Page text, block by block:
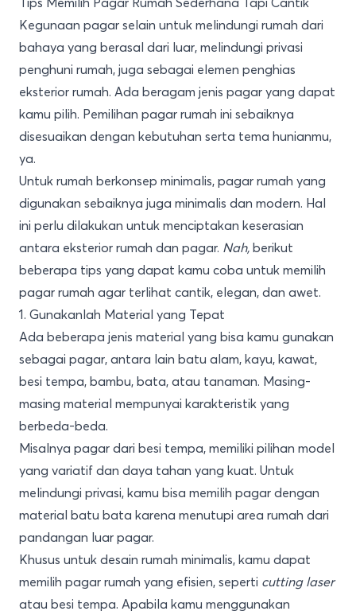
Kegunaan pagar selain untuk melindungi rumah dari
bahaya yang berasal dari luar, melindungi privasi
penghuni rumah, juga sebagai elemen penghias
eksterior rumah. Ada beragam jenis pagar yang dapat
kamu pilih. Pemilihan pagar rumah ini sebaiknya
disesuaikan dengan kebutuhan serta tema hunianmu,
ya.
Untuk rumah berkonsep minimalis, pagar rumah yang
digunakan sebaiknya juga minimalis dan modern. Hal
ini perlu dilakukan untuk menciptakan keserasian
antara eksterior rumah dan pagar. Nah, berikut
beberapa tips yang dapat kamu coba untuk memilih
pagar rumah agar terlihat cantik, elegan, dan awet.
1. Gunakanlah Material yang Tepat
Ada beberapa jenis material yang bisa kamu gunakan
sebagai pagar, antara lain batu alam, kayu, kawat,
besi tempa, bambu, bata, atau tanaman. Masing-
masing material mempunyai karakteristik yang
berbeda-beda.
Misalnya pagar dari besi tempa, memiliki pilihan model
yang variatif dan daya tahan yang kuat. Untuk
melindungi privasi, kamu bisa memilih pagar dengan
material batu bata karena menutupi area rumah dari
pandangan luar pagar.
Khusus untuk desain rumah minimalis, kamu dapat
memilih pagar rumah yang efisien, seperti cutting laser
atau besi tempa. Apabila kamu menggunakan